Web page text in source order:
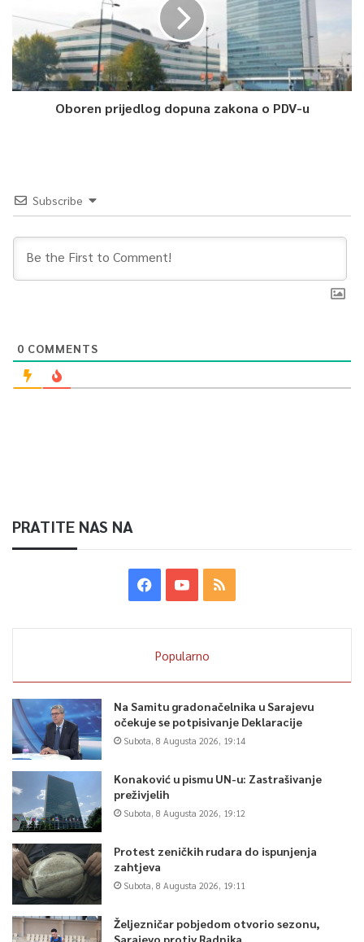
Oboren prijedlog dopuna zakona o PDV-u
Subscribe
0 COMMENTS
PRATITE NAS NA
Popularno
Na Samitu gradonačelnika u Sarajevu
očekuje se potpisivanje Deklaracije
Subota, 8 Augusta 2026, 19:14
Konaković u pismu UN-u: Zastrašivanje
preživjelih
Subota, 8 Augusta 2026, 19:12
Protest zeničkih rudara do ispunjenja
zahtjeva
Subota, 8 Augusta 2026, 19:11
Željezničar pobjedom otvorio sezonu,
Sarajevo protiv Radnika